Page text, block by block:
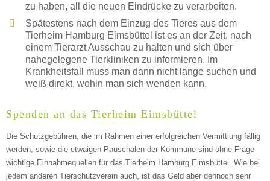
zu haben, all die neuen Eindrücke zu verarbeiten.
Spätestens nach dem Einzug des Tieres aus dem
Tierheim Hamburg Eimsbüttel ist es an der Zeit, nach
einem Tierarzt Ausschau zu halten und sich über
nahegelegene Tierkliniken zu informieren. Im
Krankheitsfall muss man dann nicht lange suchen und
weiß direkt, wohin man sich wenden kann.
Spenden an das Tierheim Eimsbüttel
Die Schutzgebühren, die im Rahmen einer erfolgreichen Vermittlung fällig
werden, sowie die etwaigen Pauschalen der Kommune sind ohne Frage
wichtige Einnahmequellen für das Tierheim Hamburg Eimsbüttel. Wie bei
jedem anderen Tierschutzverein auch, ist das Geld aber dennoch sehr